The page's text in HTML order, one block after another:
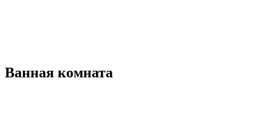
Ванная комната